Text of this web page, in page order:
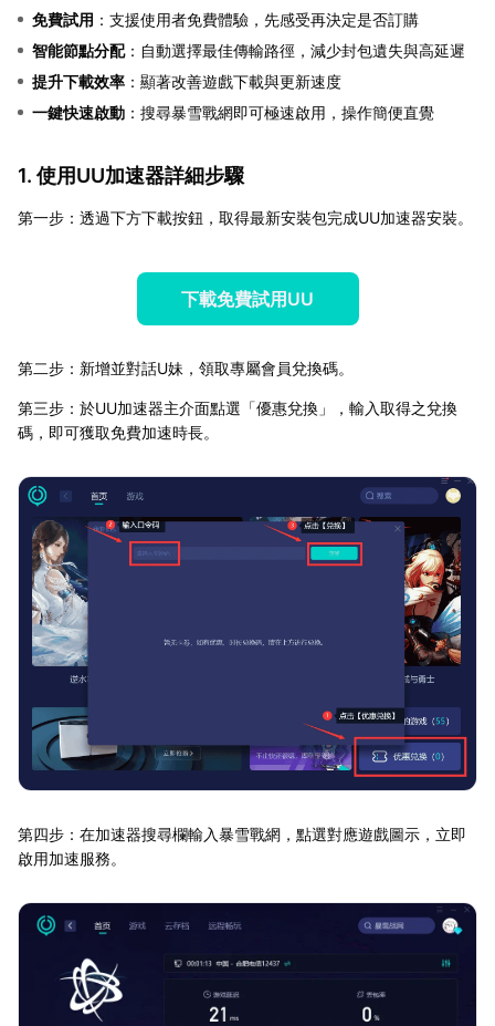
免費試用 ：支援使用者免費體驗，先感受再決定是否訂購
智能節點分配：自動選擇最佳傳輸路徑，減少封包遺失與高延遲
提升下載效率 ：顯著改善遊戲下載與更新速度
一鍵快速啟動 ：搜尋暴雪戰網即可極速啟用，操作簡便直覺
1. 使用UU加速器詳細步驟
第一步：透過下方下載按鈕，取得最新安裝包完成UU加速器安裝。
下載免費試用UU
第二步：新增並對話U妹，領取專屬會員兌換碼。
第三步：於UU加速器主介面點選「優惠兌換」，輸入取得之兌換
碼，即可獲取免費加速時長。
第四步：在加速器搜尋欄輸入暴雪戰網，點選對應遊戲圖示，立即
啟用加速服務。